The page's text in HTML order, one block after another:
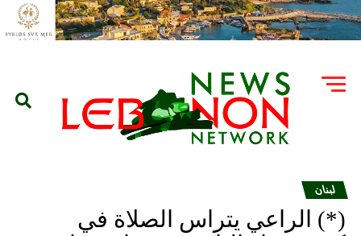
لبنان
(*) الراعي يتراس الصلاة في